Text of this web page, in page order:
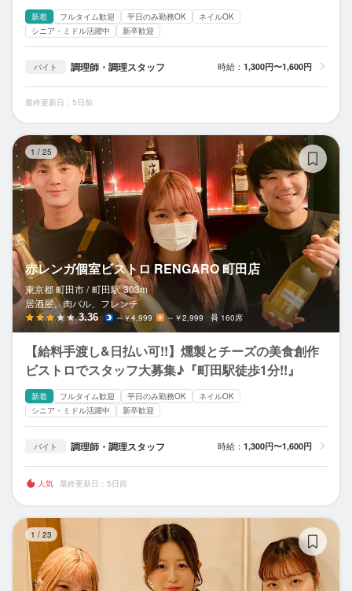
新着 フルタイム歓迎 平日のみ勤務OK
ネイルOK
シニア・ミドル活躍中
新卒歓迎
バイト 調理師・調理スタッフ 時給： 1,300円〜1,600円
最終更新日：5日前
1 / 25
赤レンガ個室ビストロ RENGARO 町田店
東京都 町田市 / 町田駅 303m
居酒屋、肉バル、フレンチ
3.36 ～￥4,999 ～￥2,999 160席
【給料手渡し&日払い可!!】燻製とチーズの美食創作
ビストロでスタッフ大募集♪『町田駅徒歩1分!!』
新着 フルタイム歓迎 平日のみ勤務OK
ネイルOK
シニア・ミドル活躍中
新卒歓迎
バイト 調理師・調理スタッフ 時給： 1,300円〜1,600円
人気 最終更新日：5日前
1 / 23